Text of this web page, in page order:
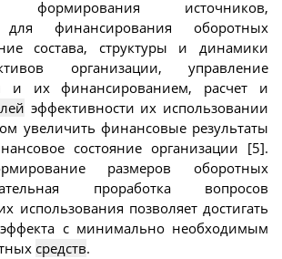
формирования источников,
для финансирования оборотных
состава, структуры и динамики
организации, управление
и их финансированием, расчет и
эффективности их использовании
увеличить финансовые результаты
состояние организации [5].
размеров оборотных
проработка вопросов
использования позволяет достигать
с минимально необходимым
средств.